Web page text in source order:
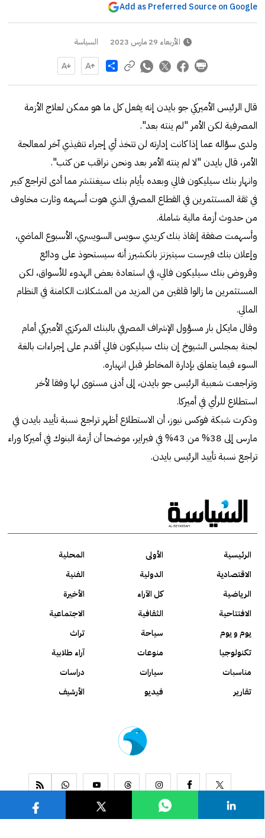
Add as Preferred Source on Google
الأربعاء 29 مارس 2023 السياسة
Share
قال الرئيس الأميركي جو بايدن إنه يفعل كل ما هو ممكن لعلاج الأزمة
المصرفية لكن الأمر "لم ينته بعد".
ولدى سؤاله عما إذا كانت إدارته لن تتخذ أي إجراء تنفيذي آخر لمعالجة
الأمر، قال بايدن "لا لم ينته الأمر بعد ونحن نراقب عن كثب".
وانهار بنك سيليكون فالي وبعده بأيام بنك سيغنتشر مما أدى لتراجع كبير
في ثقة المستثمرين في القطاع المصرفي الذي هوت أسهمه وثارت مخاوف
من حدوث أزمة مالية شاملة.
وأسهمت صفقة إنقاذ بنك كريدي سويس السويسري، الأسبوع الماضي،
وإعلان بنك فيرست سيتيزنز بانكشيرز أنه سيستحوذ على ودائع
وقروض بنك سيليكون فالي، في استعادة بعض الهدوء للأسواق، لكن
المستثمرين ما زالوا قلقين من المزيد من المشكلات الكامنة في النظام
المالي.
وقال مايكل بار مسؤول الإشراف المصرفي بالبنك المركزي الأميركي أمام
لجنة بمجلس الشيوخ إن بنك سيليكون فالي أقدم على إجراءات بالغة
السوء فيما يتعلق بإدارة المخاطر قبل انهياره.
وتراجعت شعبية الرئيس جو بايدن، إلى أدنى مستوى لها وفقا لأخر
استطلاع للرأي في أميركا.
وذكرت شبكة فوكس نيوز، أن الاستطلاع أظهر تراجع نسبة تأييد بايدن في
مارس إلى 38% من 43% في فبراير، موضحا أن أزمة البنوك في أميركا وراء
تراجع نسبة تأييد الرئيس بايدن.
الرئيسية الأولى
المحلية
الاقتصادية
الدولية
الفنية
الرياضية
كل الآراء
الأخيرة
الافتتاحية
الثقافية
الاجتماعية
يوم و يوم
سياحة
تراث
تكنولوجيا
منوعات
آراء طلابية
مناسبات
سيارات
دراسات
تقارير
فيديو الأرشيف